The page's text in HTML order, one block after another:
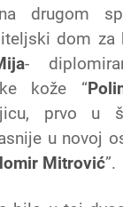
drugom
dom za
-
kože “
prvo u
u novoj
Mitrović”.